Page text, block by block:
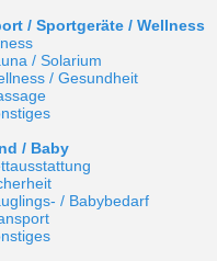
/ Sportgeräte / Wellness
/ Solarium
/ Gesundheit
/ Baby
/ Babybedarf